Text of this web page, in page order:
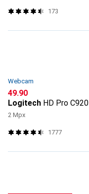
173
Webcam
CHF
49.90
Logitech HD Pro C920
2 Mpx
1777